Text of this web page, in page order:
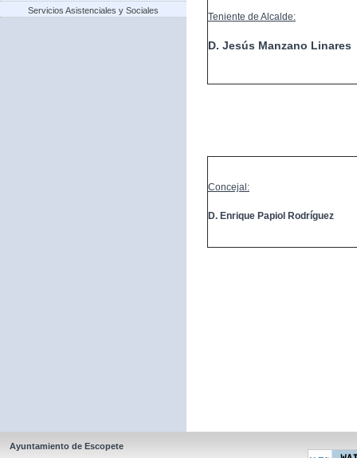
Servicios Asistenciales y Sociales
Teniente de Alcalde:
D. Jesús Manzano Linares
Concejal:
D. Enrique Papiol Rodríguez
Ayuntamiento de Escopete